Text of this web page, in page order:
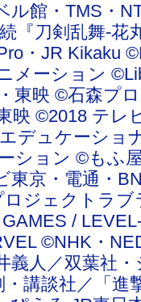
館・TMS・
『刀剣乱舞-
・JR
メーション
東映 ©石森プ
映 ©2018 テ
デュケーシ
ション ©もふ
東京・電通・
ジェクトラ
/
©NHK・
義人／双葉社
講談社／「進